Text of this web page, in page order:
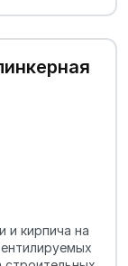
и кирпича на